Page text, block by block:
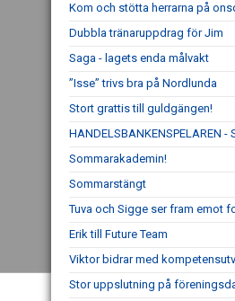
Kom och stötta herrarna på
Dubbla tränaruppdrag för Jim
Saga - lagets enda målvakt
”Isse” trivs bra på Nordlunda
Stort grattis till guldgängen!
HANDELSBANKENSPELAREN -
Sommarakademin!
Sommarstängt
Tuva och Sigge ser fram emot
Erik till Future Team
Viktor bidrar med
Stor uppslutning på